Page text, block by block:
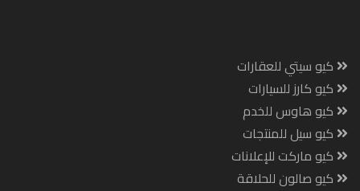
كيو سيتي للعقارات
كيو كارز للسيارات
كيو هاوس للخدم
كيو سيل للمنتجات
كيو ماركت للإعلانات
كيو صالون للحلاقة